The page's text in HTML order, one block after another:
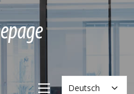
Deutsch